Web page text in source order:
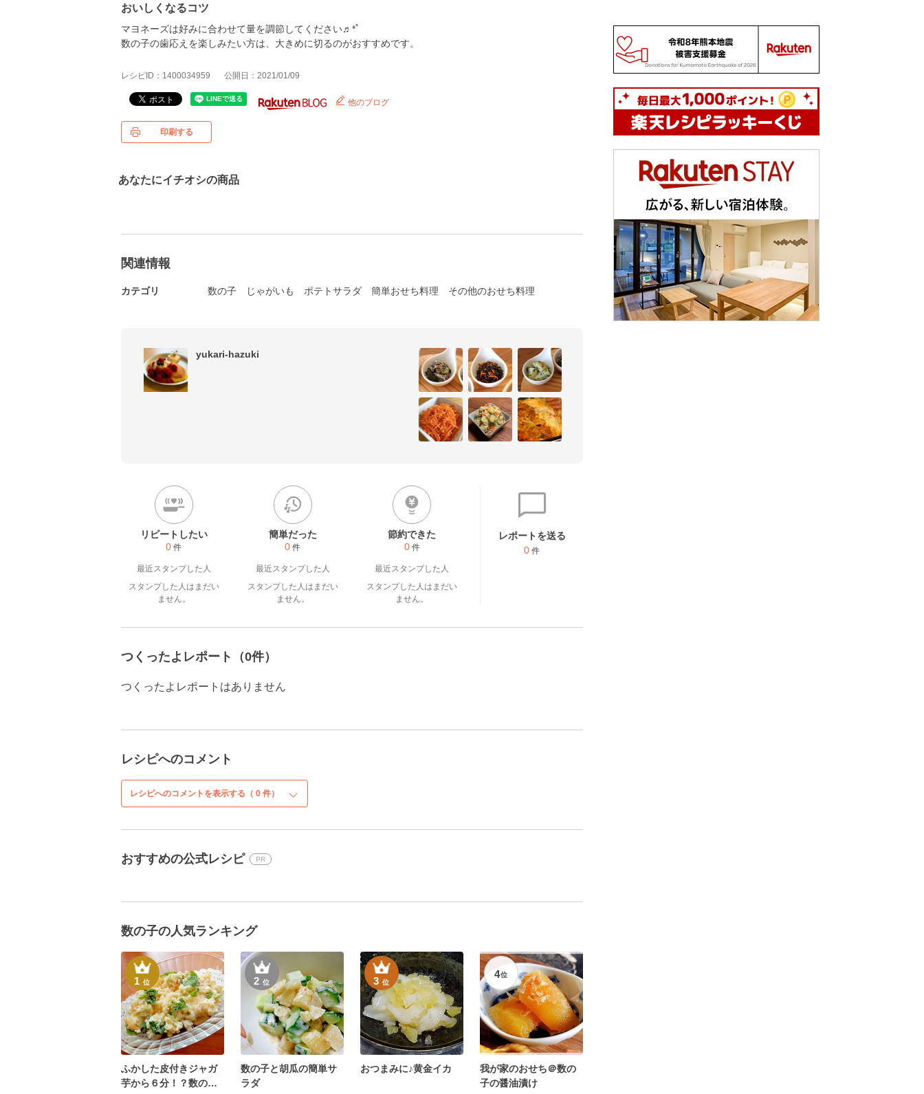
おいしくなるコツ
マヨネーズは好みに合わせて量を調節してください♬*ﾟ
数の子の歯応えを楽しみたい方は、大きめに切るのがおすすめです。
レシピID：1400034959 公開日：2021/01/09
他のブログ
印刷する
あなたにイチオシの商品
関連情報
カテゴリ 数の子 じゃがいも ポテトサラダ 簡単おせち料理 その他のおせち料理
yukari-hazuki
リピートしたい
0 件
最近スタンプした人
スタンプした人はまだい
ません。
簡単だった
0 件
最近スタンプした人
スタンプした人はまだい
ません。
節約できた
0 件
最近スタンプした人
スタンプした人はまだい
ません。
レポートを送る
0 件
つくったよレポート（0件）
つくったよレポートはありません
レシピへのコメント
レシピへのコメントを表示する（ 0 件）
おすすめの公式レシピ PR
数の子の人気ランキング
1位
ふかした皮付きジャガ
芋から６分！？数の子
2位
数の子と胡瓜の簡単サ
ラダ
3位
おつまみに♪黄金イカ
4位
我が家のおせち＠数の
子の醤油漬け